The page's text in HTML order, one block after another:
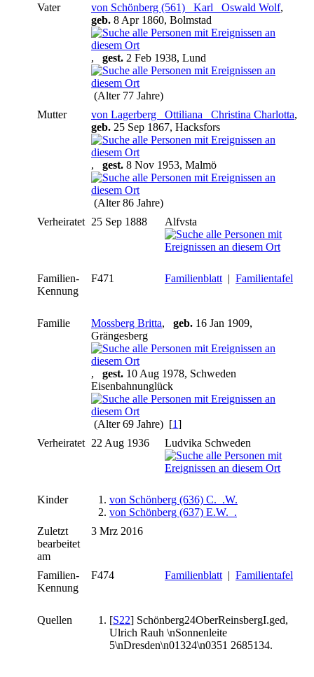
Vater von Schönberg (561) _Karl_ Oswald Wolf,
geb. 8 Apr 1860, Bolmstad
, gest. 2 Feb 1938, Lund
(Alter 77 Jahre)
Mutter
von Lagerberg _Ottiliana_ Christina Charlotta,
geb. 25 Sep 1867, Hacksfors
, gest. 8 Nov 1953, Malmö
(Alter 86 Jahre)
Verheiratet 25 Sep 1888 Alfvsta
Familien-
Kennung
F471 Familienblatt | Familientafel
Familie Mossberg Britta, geb. 16 Jan 1909,
Grängesberg
, gest. 10 Aug 1978, Schweden
Eisenbahnunglück
(Alter 69 Jahre) [1]
Verheiratet 22 Aug 1936 Ludvika Schweden
Kinder 1. von Schönberg (636) C._.W.
2. von Schönberg (637) E.W._.
Zuletzt
bearbeitet
am
3 Mrz 2016
Familien-
Kennung
F474 Familienblatt | Familientafel
Quellen [S22] Schönberg24OberReinsbergI.ged,
Ulrich Rauh \nSonnenleite
5\nDresden\n01324\n0351 2685134.